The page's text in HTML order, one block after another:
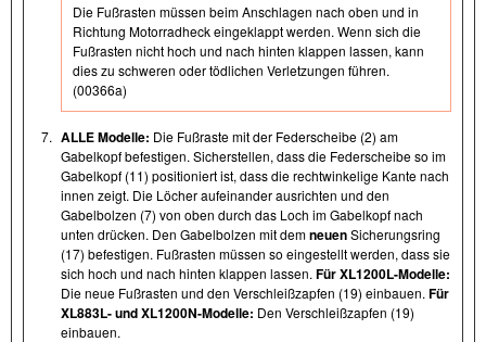
Die Fußrasten müssen beim Anschlagen nach oben und in
Richtung Motorradheck eingeklappt werden. Wenn sich die
Fußrasten nicht hoch und nach hinten klappen lassen, kann
dies zu schweren oder tödlichen Verletzungen führen.
(00366a)
7. ALLE Modelle: Die Fußraste mit der Federscheibe (2) am
Gabelkopf befestigen. Sicherstellen, dass die Federscheibe so im
Gabelkopf (11) positioniert ist, dass die rechtwinkelige Kante nach
innen zeigt. Die Löcher aufeinander ausrichten und den
Gabelbolzen (7) von oben durch das Loch im Gabelkopf nach
unten drücken. Den Gabelbolzen mit demneuenSicherungsring
(17) befestigen. Fußrasten müssen so eingestellt werden, dass sie
sich hoch und nach hinten klappen lassen. Für XL1200L-Modelle:
Die neue Fußrasten und den Verschleißzapfen (19) einbauen. Für
XL883L- und XL1200N-Modelle: Den Verschleißzapfen (19)
einbauen.